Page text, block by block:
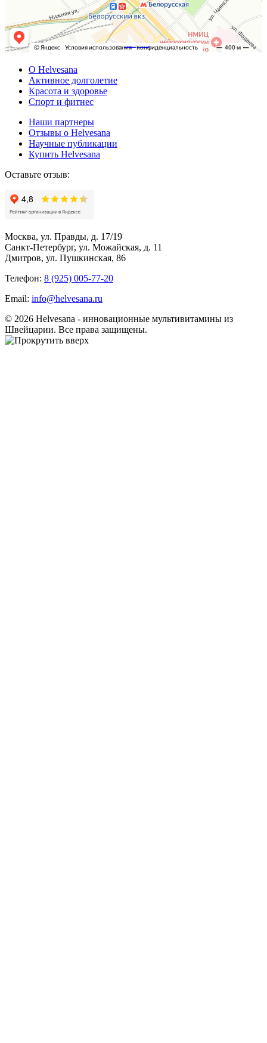
Powered by Embedgooglemaps DE& Web traffic Geeks
О Helvesana
Активное долголетие
Красота и здоровье
Спорт и фитнес
Наши партнеры
Отзывы о Helvesana
Научные публикации
Купить Helvesana
Оставьте отзыв:
Москва, ул. Правды, д. 17/19
Санкт-Петербург, ул. Можайская, д. 11
Дмитров, ул. Пушкинская, 86
Телефон: 8 (925) 005-77-20
Email: info@helvesana.ru
© 2026 Helvesana - инновационные мультивитамины из
Швейцарии. Все права защищены.